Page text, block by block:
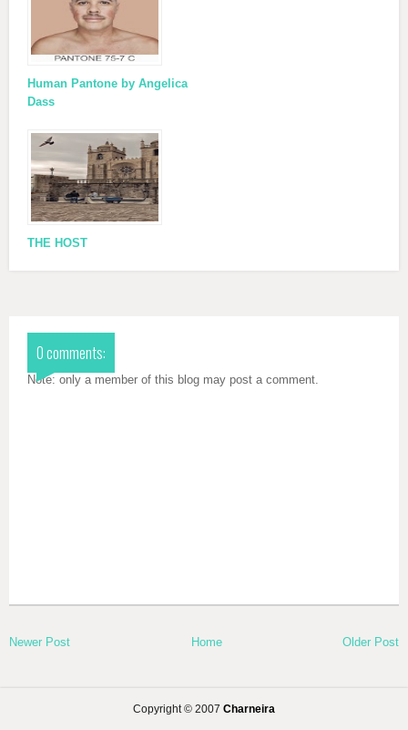
Human Pantone by Angelica
Dass
THE HOST
0 comments:
Note: only a member of this blog may post a comment.
Newer Post Home Older Post
Copyright © 2007 Charneira